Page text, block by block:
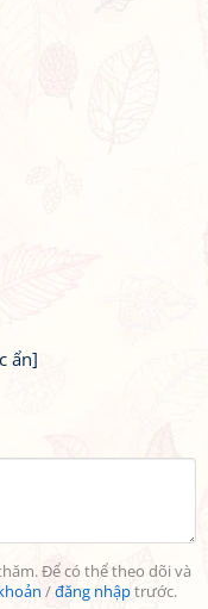
Để có thể theo dõi và
/đăng nhậptrước.
ẩn]